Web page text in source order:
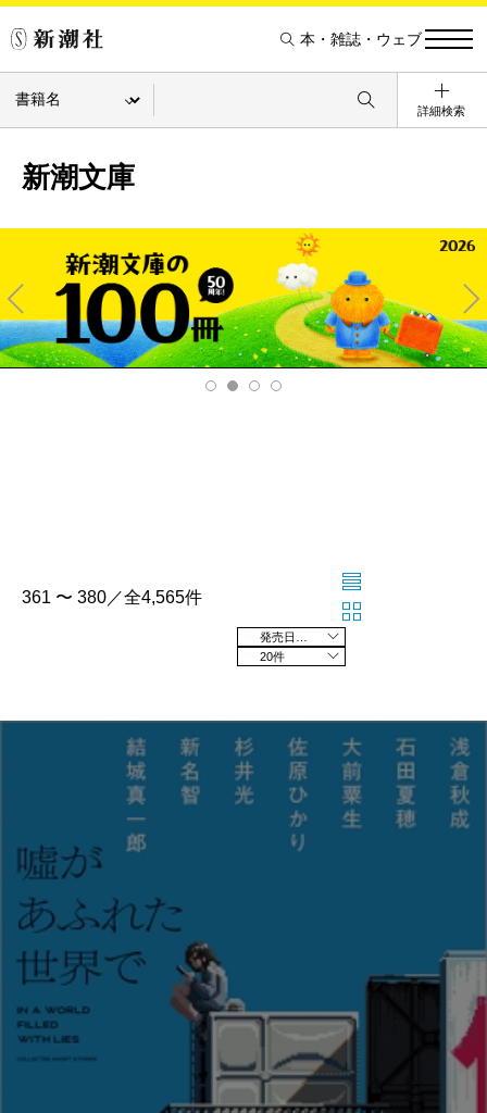
本・雑誌・ウェブ
詳細検索
新潮文庫
Pre
v
Ne
xt
361 〜 380／全4,565件
20件